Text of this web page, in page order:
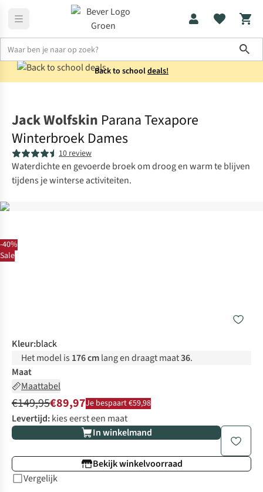
Back to schooldeals!
-40%
Sale
Jack Wolfskin Parana Texapore
Winterbroek Dames
10 review
Waterdichte en gevoerde broek om droog en warm te blijven
tijdens je winterse activiteiten.
Kleur:black
Het model is 176 cmlang en draagt maat36.
Maat
Maattabel
€149,95€89,97Je bespaart €59,98
Levertijd:kies eerst een maat
In winkelmand
Bekijk winkelvoorraad
Vergelijk